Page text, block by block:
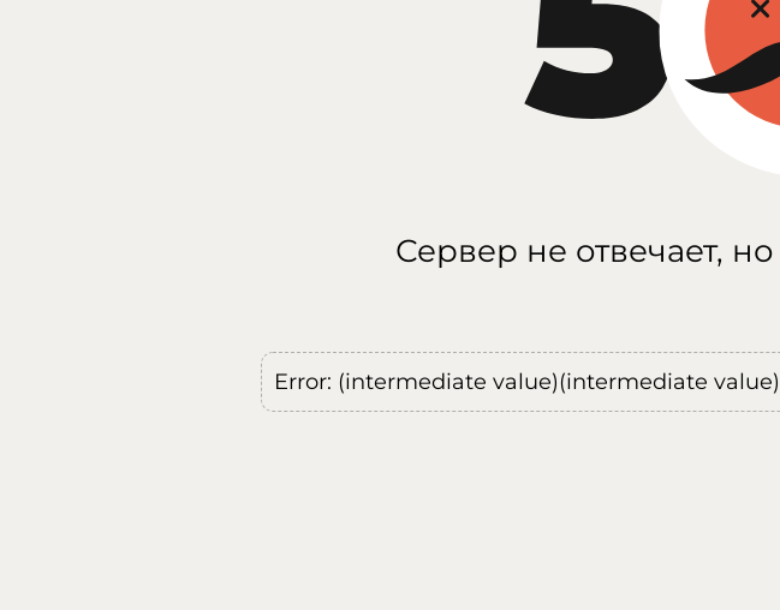
Сервер не отвечает,
Error: (intermediate value)(intermediate